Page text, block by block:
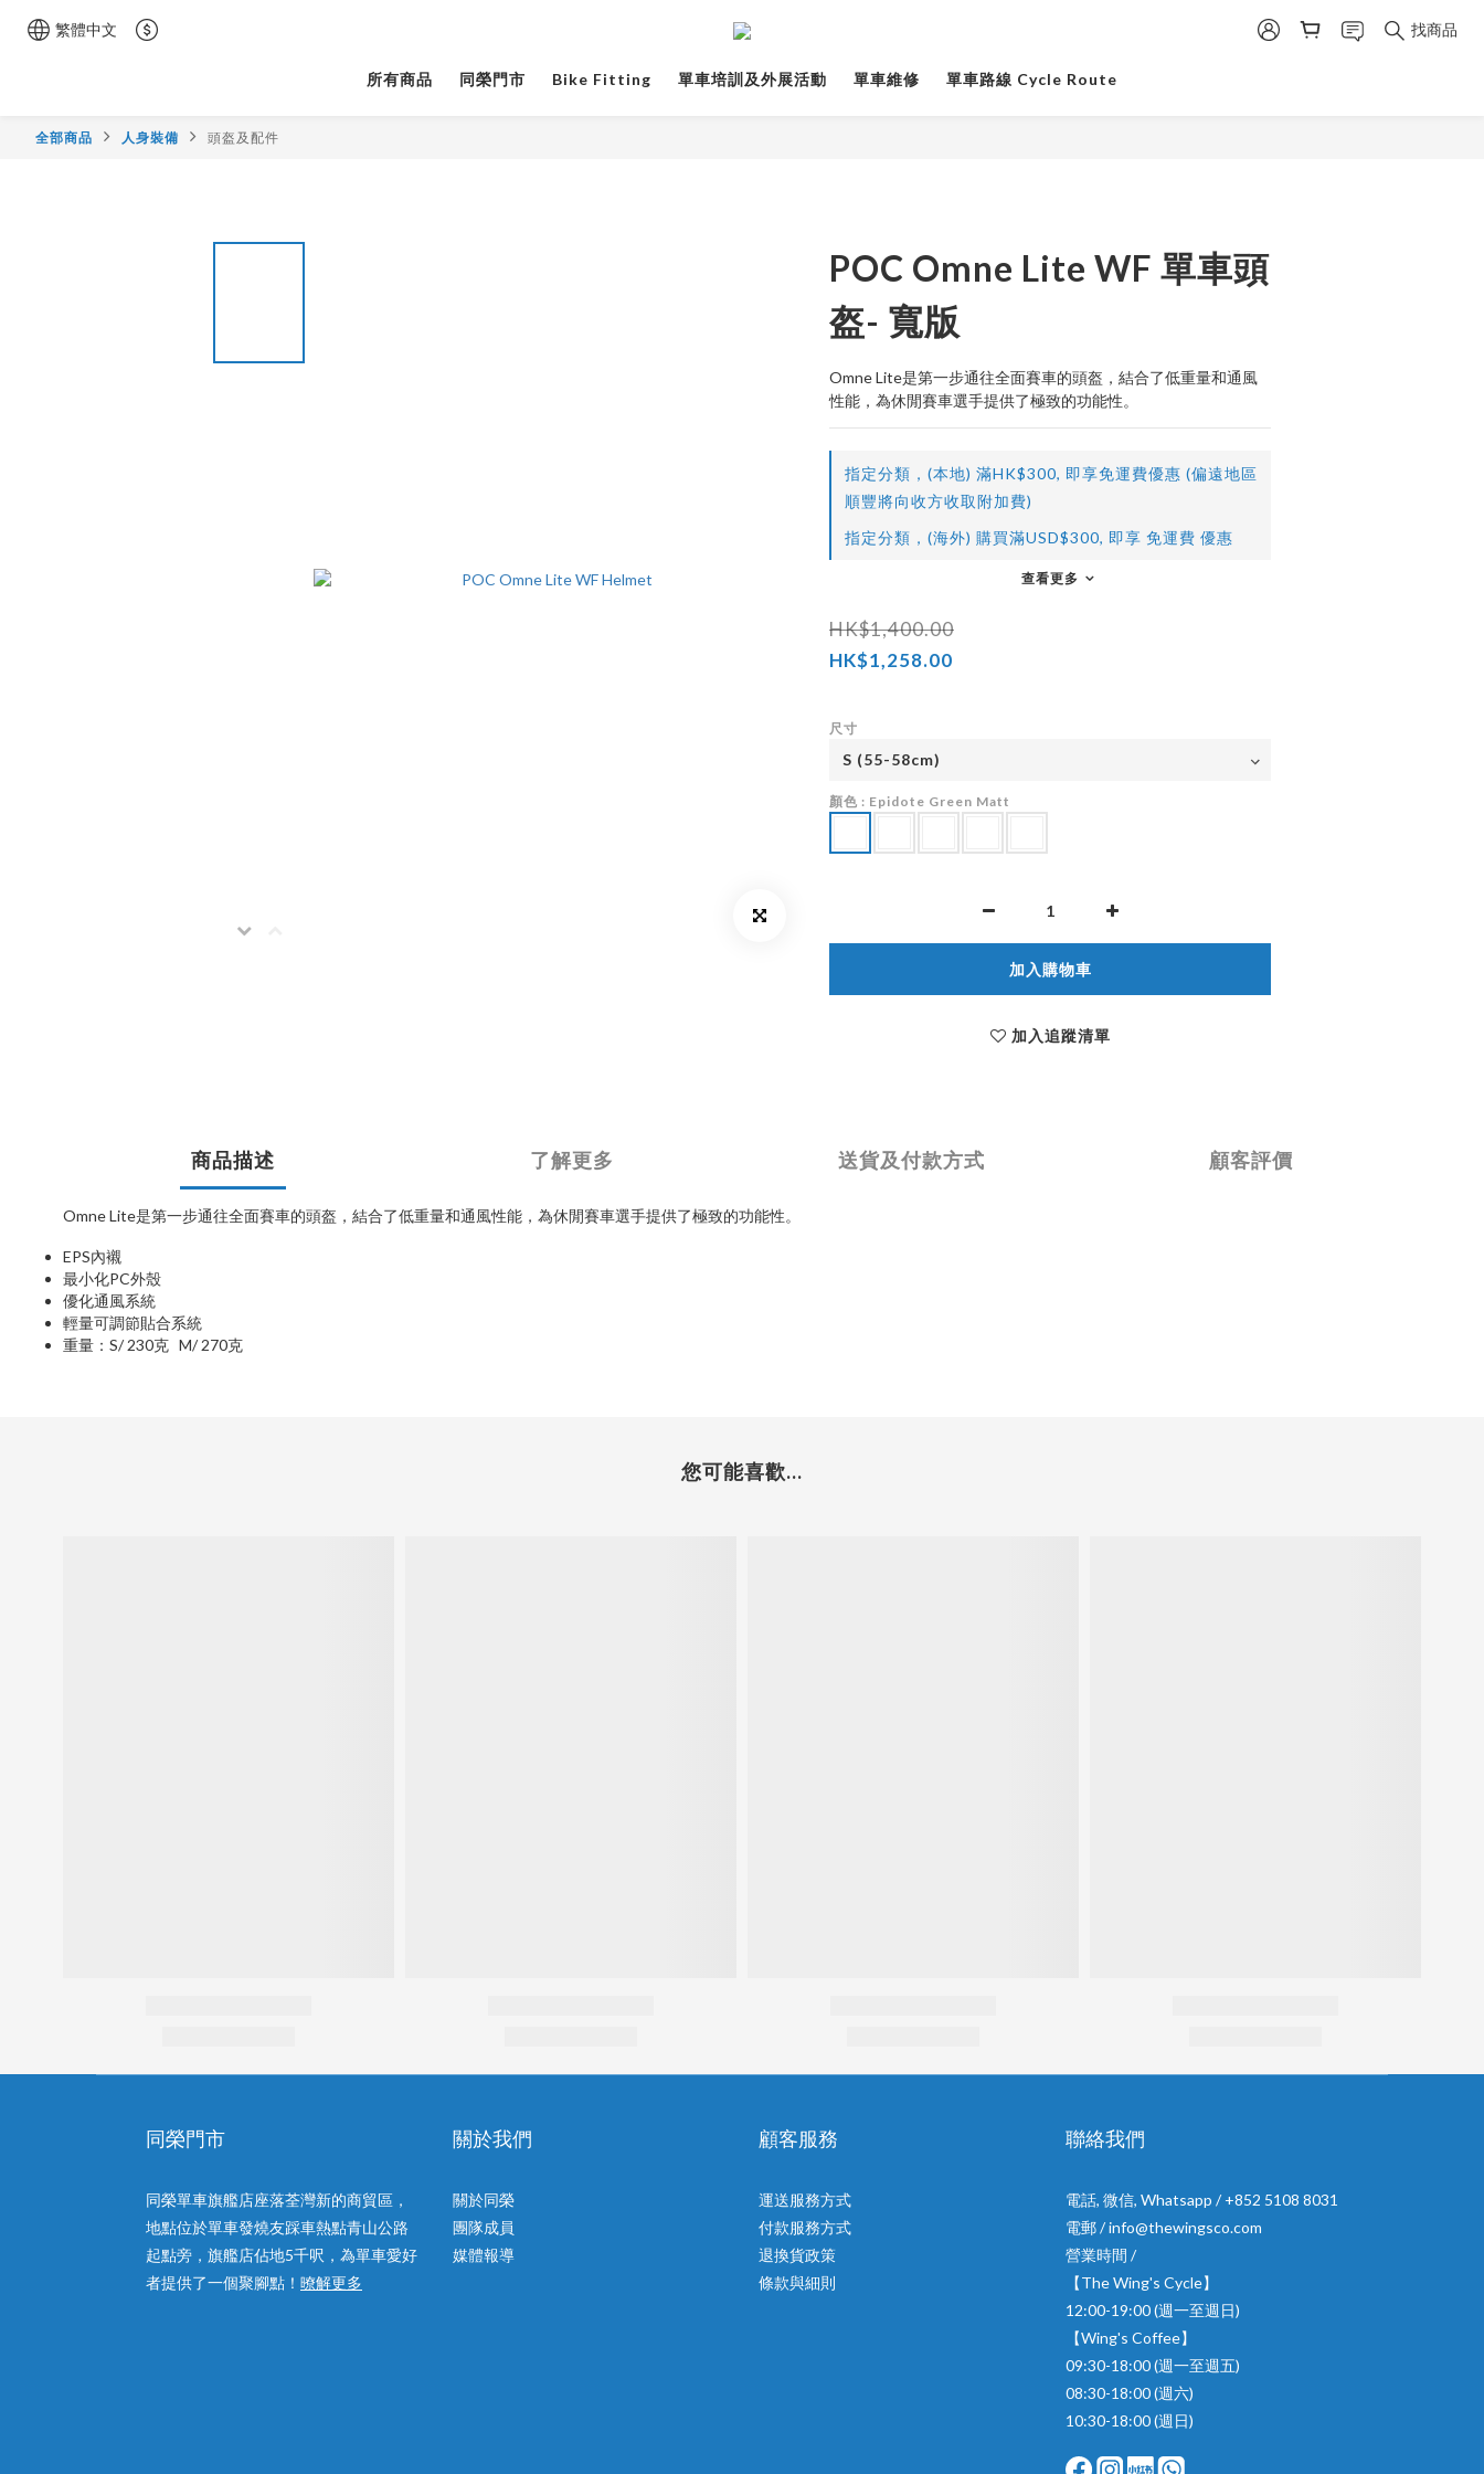
繁體中文 找商品
所有商品 同榮門市 Bike Fitting 單車培訓及外展活動 單車維修 單車路線 Cycle Route
全部商品 人身裝備 頭盔及配件
POC Omne Lite WF 單車頭
盔- 寬版
Omne Lite是第一步通往全面賽車的頭盔，結合了低重量和通風
性能，為休閒賽車選手提供了極致的功能性。
指定分類，(本地) 滿HK$300, 即享免運費優惠 (偏遠地區
順豐將向收方收取附加費)
指定分類，(海外) 購買滿USD$300, 即享 免運費 優惠
查看更多
HK$1,400.00
HK$1,258.00
尺寸
顏色 : Epidote Green Matt
加入購物車
加入追蹤清單
商品描述 了解更多 送貨及付款方式 顧客評價
Omne Lite是第一步通往全面賽車的頭盔，結合了低重量和通風性能，為休閒賽車選手提供了極致的功能性。
EPS內襯
最小化PC外殼
優化通風系統
輕量可調節貼合系統
重量：S/ 230克 M/ 270克
您可能喜歡...
同榮門市
同榮單車旗艦店座落荃灣新的商貿區，
地點位於單車發燒友踩車熱點青山公路
起點旁，旗艦店佔地5千呎，為單車愛好
者提供了一個聚腳點！ 暸解更多
關於我們
關於同榮
團隊成員
媒體報導
顧客服務
運送服務方式
付款服務方式
退換貨政策
條款與細則
聯絡我們
電話, 微信, Whatsapp / +852 5108 8031
電郵 / info@thewingsco.com
營業時間 /
【The Wing's Cycle】
12:00-19:00 (週一至週日)
【Wing's Coffee】
09:30-18:00 (週一至週五)
08:30-18:00 (週六)
10:30-18:00 (週日)